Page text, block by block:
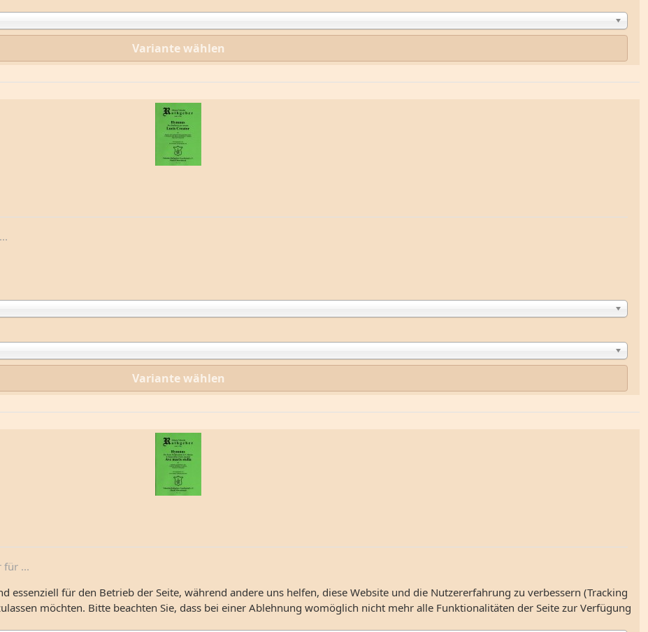
Variante wählen
Variante wählen
für ...
essenziell für den Betrieb der Seite, während andere uns helfen, diese Website und die Nutzererfahrung zu verbessern (Tracking
möchten. Bitte beachten Sie, dass bei einer Ablehnung womöglich nicht mehr alle Funktionalitäten der Seite zur Verfügung